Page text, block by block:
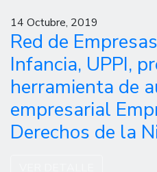
14 Octubre, 2019
Red de
Infancia, UPPI,
herramienta de
empresarial
Derechos de la